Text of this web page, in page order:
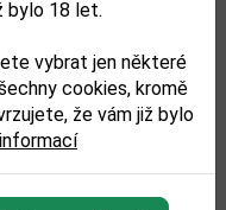
bylo 18 let.
vybrat jen některé
cookies, kromě
že vám již bylo